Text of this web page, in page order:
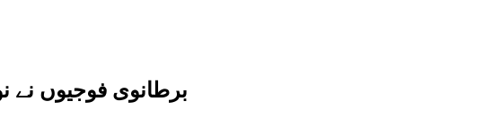
برطانوی فوجیوں نے